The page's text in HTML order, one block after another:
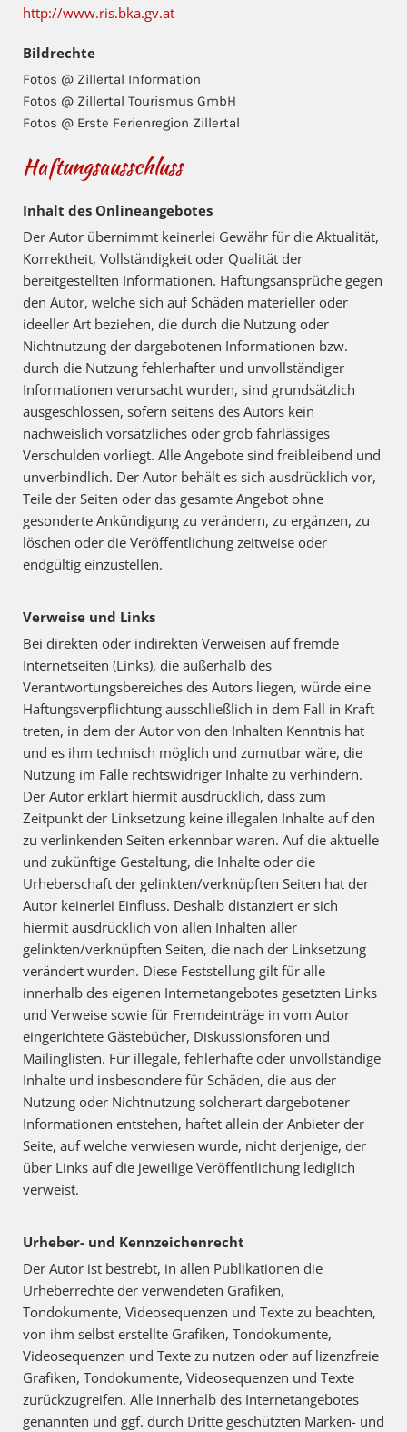
http://www.ris.bka.gv.at
Bildrechte
Fotos @ Zillertal Information
Fotos @ Zillertal Tourismus GmbH
Fotos @ Erste Ferienregion Zillertal
Haftungsausschluss
Inhalt des Onlineangebotes
Der Autor übernimmt keinerlei Gewähr für die Aktualität,
Korrektheit, Vollständigkeit oder Qualität der
bereitgestellten Informationen. Haftungsansprüche gegen
den Autor, welche sich auf Schäden materieller oder
ideeller Art beziehen, die durch die Nutzung oder
Nichtnutzung der dargebotenen Informationen bzw.
durch die Nutzung fehlerhafter und unvollständiger
Informationen verursacht wurden, sind grundsätzlich
ausgeschlossen, sofern seitens des Autors kein
nachweislich vorsätzliches oder grob fahrlässiges
Verschulden vorliegt. Alle Angebote sind freibleibend und
unverbindlich. Der Autor behält es sich ausdrücklich vor,
Teile der Seiten oder das gesamte Angebot ohne
gesonderte Ankündigung zu verändern, zu ergänzen, zu
löschen oder die Veröffentlichung zeitweise oder
endgültig einzustellen.
Verweise und Links
Bei direkten oder indirekten Verweisen auf fremde
Internetseiten (Links), die außerhalb des
Verantwortungsbereiches des Autors liegen, würde eine
Haftungsverpflichtung ausschließlich in dem Fall in Kraft
treten, in dem der Autor von den Inhalten Kenntnis hat
und es ihm technisch möglich und zumutbar wäre, die
Nutzung im Falle rechtswidriger Inhalte zu verhindern.
Der Autor erklärt hiermit ausdrücklich, dass zum
Zeitpunkt der Linksetzung keine illegalen Inhalte auf den
zu verlinkenden Seiten erkennbar waren. Auf die aktuelle
und zukünftige Gestaltung, die Inhalte oder die
Urheberschaft der gelinkten/verknüpften Seiten hat der
Autor keinerlei Einfluss. Deshalb distanziert er sich
hiermit ausdrücklich von allen Inhalten aller
gelinkten/verknüpften Seiten, die nach der Linksetzung
verändert wurden. Diese Feststellung gilt für alle
innerhalb des eigenen Internetangebotes gesetzten Links
und Verweise sowie für Fremdeinträge in vom Autor
eingerichtete Gästebücher, Diskussionsforen und
Mailinglisten. Für illegale, fehlerhafte oder unvollständige
Inhalte und insbesondere für Schäden, die aus der
Nutzung oder Nichtnutzung solcherart dargebotener
Informationen entstehen, haftet allein der Anbieter der
Seite, auf welche verwiesen wurde, nicht derjenige, der
über Links auf die jeweilige Veröffentlichung lediglich
verweist.
Urheber- und Kennzeichenrecht
Der Autor ist bestrebt, in allen Publikationen die
Urheberrechte der verwendeten Grafiken,
Tondokumente, Videosequenzen und Texte zu beachten,
von ihm selbst erstellte Grafiken, Tondokumente,
Videosequenzen und Texte zu nutzen oder auf lizenzfreie
Grafiken, Tondokumente, Videosequenzen und Texte
zurückzugreifen. Alle innerhalb des Internetangebotes
genannten und ggf. durch Dritte geschützten Marken- und